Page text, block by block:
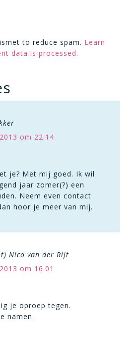
to reduce spam. Learn
data is processed.
om 22.14
je? Met mij goed. Ik wil
jaar zomer(?) een
Neem even contact
hoor je meer van mij.
Nico van der Rijt
om 16.01
je oproep tegen.
namen.